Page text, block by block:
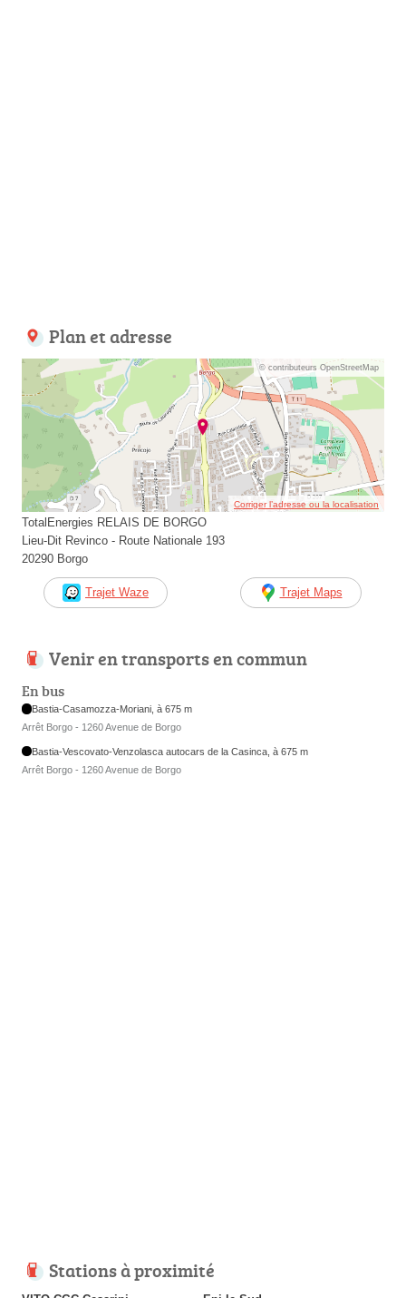
Plan et adresse
© contributeurs OpenStreetMap
Corriger l’adresse ou la localisation
TotalEnergies RELAIS DE BORGO
Lieu-Dit Revinco - Route Nationale 193
20290 Borgo
Trajet Waze Trajet Maps
Venir en transports en commun
En bus
Bastia-Casamozza-Moriani, à 675 m
Arrêt Borgo - 1260 Avenue de Borgo
Bastia-Vescovato-Venzolasca autocars de la Casinca, à 675 m
Arrêt Borgo - 1260 Avenue de Borgo
Stations à proximité